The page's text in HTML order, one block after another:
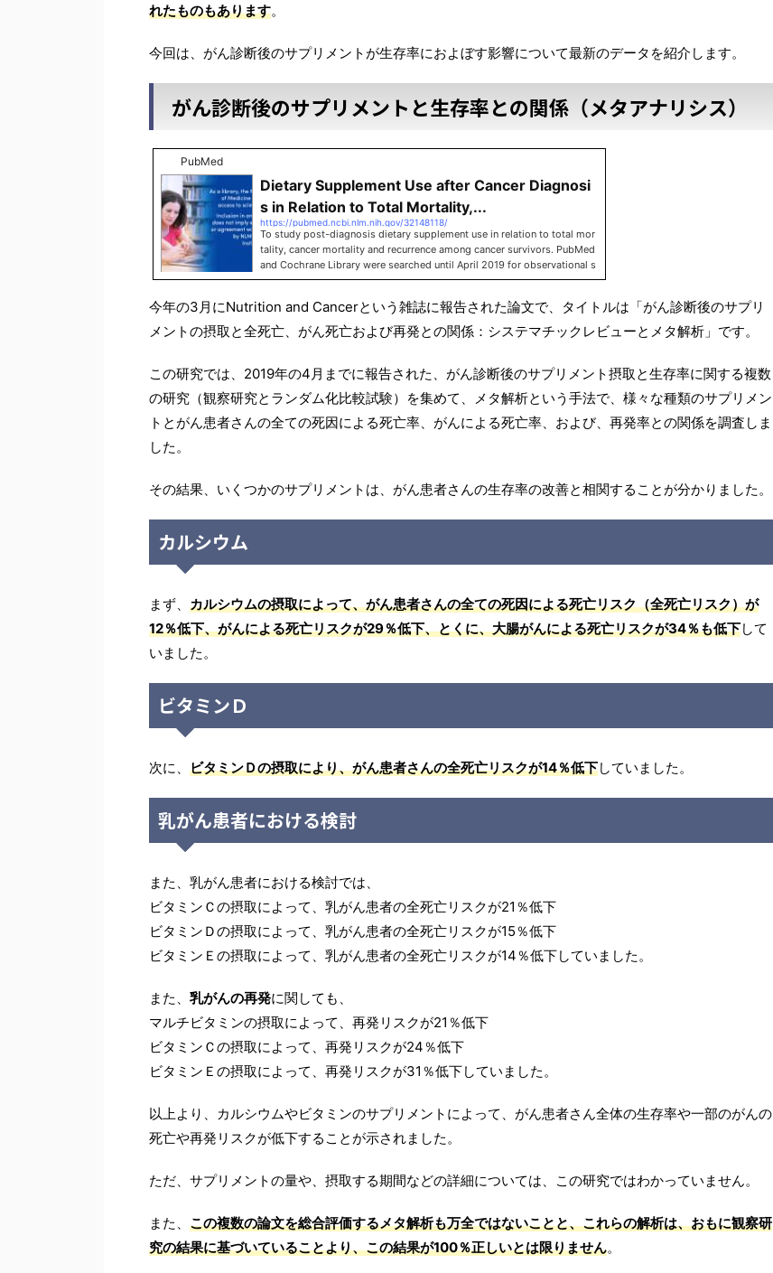
れたものもあります。
今回は、がん診断後のサプリメントが生存率におよぼす影響について最新のデータを紹介します。
がん診断後のサプリメントと生存率との関係（メタアナリシス）
PubMed
Dietary Supplement Use after Cancer Diagnosi
s in Relation to Total Mortality,...
https://pubmed.ncbi.nlm.nih.gov/32148118/
To study post-diagnosis dietary supplement use in relation to total mor
tality, cancer mortality and recurrence among cancer survivors. PubMed
and Cochrane Library were searched until April 2019 for observational s
tudies (OS) and randomized clinical trials (RCT). Pooled risk ratios (RR)
今年の3月にNutrition and Cancerという雑誌に報告された論文で、タイトルは「がん診断後のサプリ
メントの摂取と全死亡、がん死亡および再発との関係：システマチックレビューとメタ解析」です。
この研究では、2019年の4月までに報告された、がん診断後のサプリメント摂取と生存率に関する複数
の研究（観察研究とランダム化比較試験）を集めて、メタ解析という手法で、様々な種類のサプリメン
トとがん患者さんの全ての死因による死亡率、がんによる死亡率、および、再発率との関係を調査しま
した。
その結果、いくつかのサプリメントは、がん患者さんの生存率の改善と相関することが分かりました。
カルシウム
まず、 カルシウムの摂取によって、がん患者さんの全ての死因による死亡リスク（全死亡リスク）が
12％低下、がんによる死亡リスクが29％低下、とくに、大腸がんによる死亡リスクが34％も低下して
いました。
ビタミンＤ
次に、 ビタミンＤの摂取により、がん患者さんの全死亡リスクが14％低下していました。
乳がん患者における検討
また、乳がん患者における検討では、
ビタミンＣの摂取によって、乳がん患者の全死亡リスクが21％低下
ビタミンＤの摂取によって、乳がん患者の全死亡リスクが15％低下
ビタミンＥの摂取によって、乳がん患者の全死亡リスクが14％低下していました。
また、 乳がんの再発に関しても、
マルチビタミンの摂取によって、再発リスクが21％低下
ビタミンＣの摂取によって、再発リスクが24％低下
ビタミンＥの摂取によって、再発リスクが31％低下していました。
以上より、カルシウムやビタミンのサプリメントによって、がん患者さん全体の生存率や一部のがんの
死亡や再発リスクが低下することが示されました。
ただ、サプリメントの量や、摂取する期間などの詳細については、この研究ではわかっていません。
また、 この複数の論文を総合評価するメタ解析も万全ではないことと、これらの解析は、おもに観察研
究の結果に基づいていることより、この結果が100％正しいとは限りません。